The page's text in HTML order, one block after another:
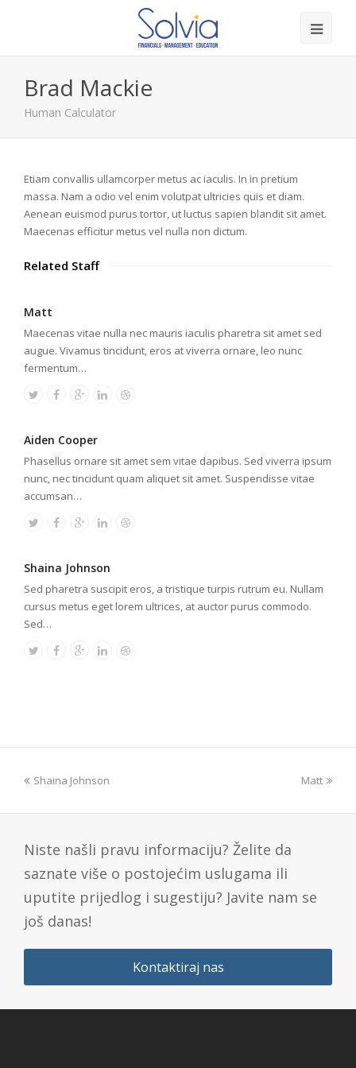
Brad Mackie
Human Calculator
Etiam convallis ullamcorper metus ac iaculis. In in pretium
massa. Nam a odio vel enim volutpat ultricies quis et diam.
Aenean euismod purus tortor, ut luctus sapien blandit sit amet.
Maecenas efficitur metus vel nulla non dictum.
Related Staff
Matt
Maecenas vitae nulla nec mauris iaculis pharetra sit amet sed
augue. Vivamus tincidunt, eros at viverra ornare, leo nunc
fermentum…
Aiden Cooper
Phasellus ornare sit amet sem vitae dapibus. Sed viverra ipsum
nunc, nec tincidunt quam aliquet sit amet. Suspendisse vitae
accumsan…
Shaina Johnson
Sed pharetra suscipit eros, a tristique turpis rutrum eu. Nullam
cursus metus eget lorem ultrices, at auctor purus commodo.
Sed…
Matt
Shaina Johnson
Niste našli pravu informaciju? Želite da
saznate više o postojećim uslugama ili
uputite prijedlog i sugestiju? Javite nam se
još danas!
Kontaktiraj nas